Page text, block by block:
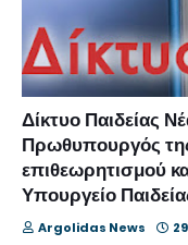
Δίκτυο Παιδείας
Πρωθυπουργός
επιθεωρητισμού
Υπουργείο
Argolidas News